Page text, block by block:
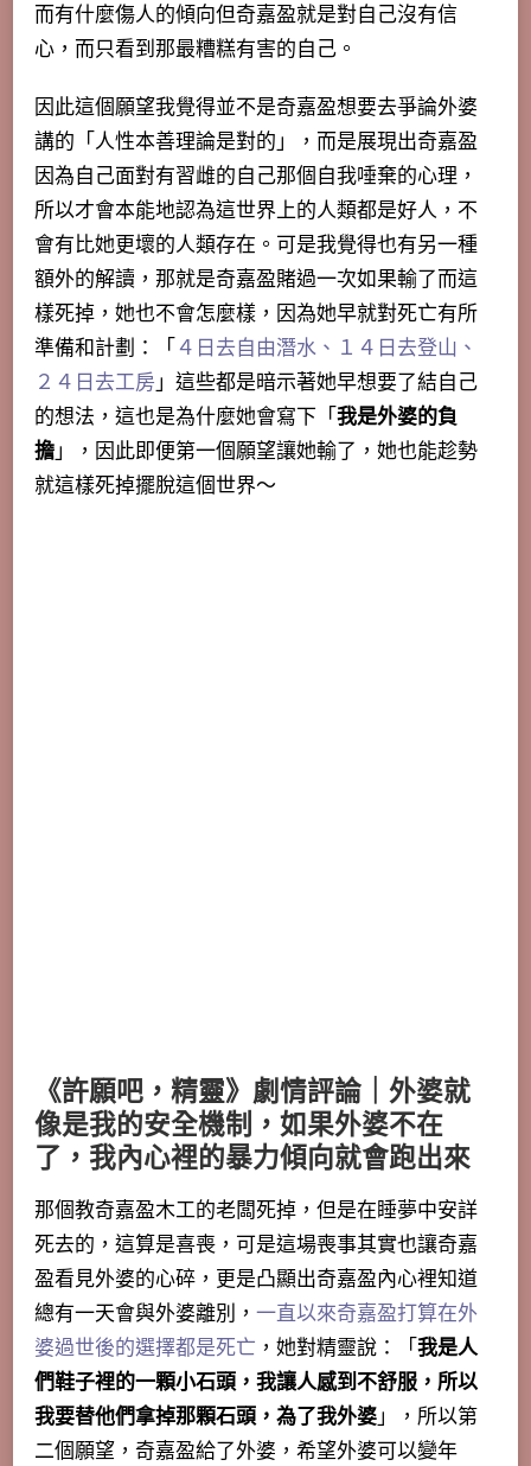
而有什麼傷人的傾向但奇嘉盈就是對自己沒有信
心，而只看到那最糟糕有害的自己。
因此這個願望我覺得並不是奇嘉盈想要去爭論外婆
講的「人性本善理論是對的」，而是展現出奇嘉盈
因為自己面對有習雌的自己那個自我唾棄的心理，
所以才會本能地認為這世界上的人類都是好人，不
會有比她更壞的人類存在 。可是我覺得也有另一種
額外的解讀，那就是奇嘉盈賭過一次如果輸了而這
樣死掉，她也不會怎麼樣，因為她早就對死亡有所
準備和計劃：「４日去自由潛水、１４日去登山、
２４日去工房」這些都是暗示著她早想要了結自己
的想法，這也是為什麼她會寫下「我是外婆的負
擔」，因此即便第一個願望讓她輸了，她也能趁勢
就這樣死掉擺脫這個世界～
《許願吧，精靈》劇情評論｜外婆就
像是我的安全機制，如果外婆不在
了，我內心裡的暴力傾向就會跑出來
那個教奇嘉盈木工的老闆死掉，但是在睡夢中安詳
死去的，這算是喜喪，可是這場喪事其實也讓奇嘉
盈看見外婆的心碎，更是凸顯出奇嘉盈內心裡知道
總有一天會與外婆離別， 一直以來奇嘉盈打算在外
婆過世後的選擇都是死亡 ，她對精靈說：「我是人
們鞋子裡的一顆小石頭，我讓人感到不舒服，所以
我要替他們拿掉那顆石頭，為了我外婆」， 所以第
二個願望，奇嘉盈給了外婆，希望外婆可以變年